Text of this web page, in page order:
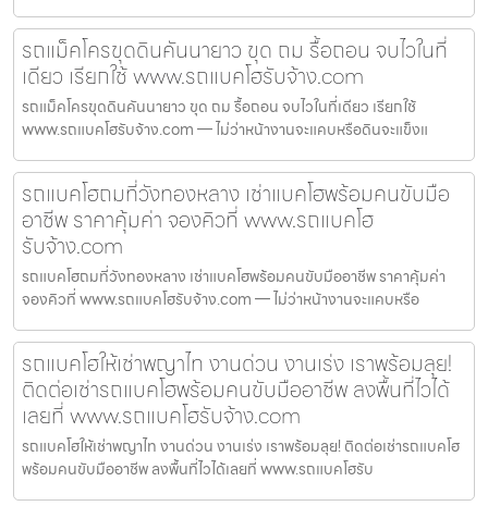
รถแม็คโครขุดดินคันนายาว ขุด ถม รื้อถอน จบไวในที่
เดียว เรียกใช้ www.รถแบคโฮรับจ้าง.com
รถแม็คโครขุดดินคันนายาว ขุด ถม รื้อถอน จบไวในที่เดียว เรียกใช้
www.รถแบคโฮรับจ้าง.com — ไม่ว่าหน้างานจะแคบหรือดินจะแข็งแ
รถแบคโฮถมที่วังทองหลาง เช่าแบคโฮพร้อมคนขับมือ
อาชีพ ราคาคุ้มค่า จองคิวที่ www.รถแบคโฮ
รับจ้าง.com
รถแบคโฮถมที่วังทองหลาง เช่าแบคโฮพร้อมคนขับมืออาชีพ ราคาคุ้มค่า
จองคิวที่ www.รถแบคโฮรับจ้าง.com — ไม่ว่าหน้างานจะแคบหรือ
รถแบคโฮให้เช่าพญาไท งานด่วน งานเร่ง เราพร้อมลุย!
ติดต่อเช่ารถแบคโฮพร้อมคนขับมืออาชีพ ลงพื้นที่ไวได้
เลยที่ www.รถแบคโฮรับจ้าง.com
รถแบคโฮให้เช่าพญาไท งานด่วน งานเร่ง เราพร้อมลุย! ติดต่อเช่ารถแบคโฮ
พร้อมคนขับมืออาชีพ ลงพื้นที่ไวได้เลยที่ www.รถแบคโฮรับ